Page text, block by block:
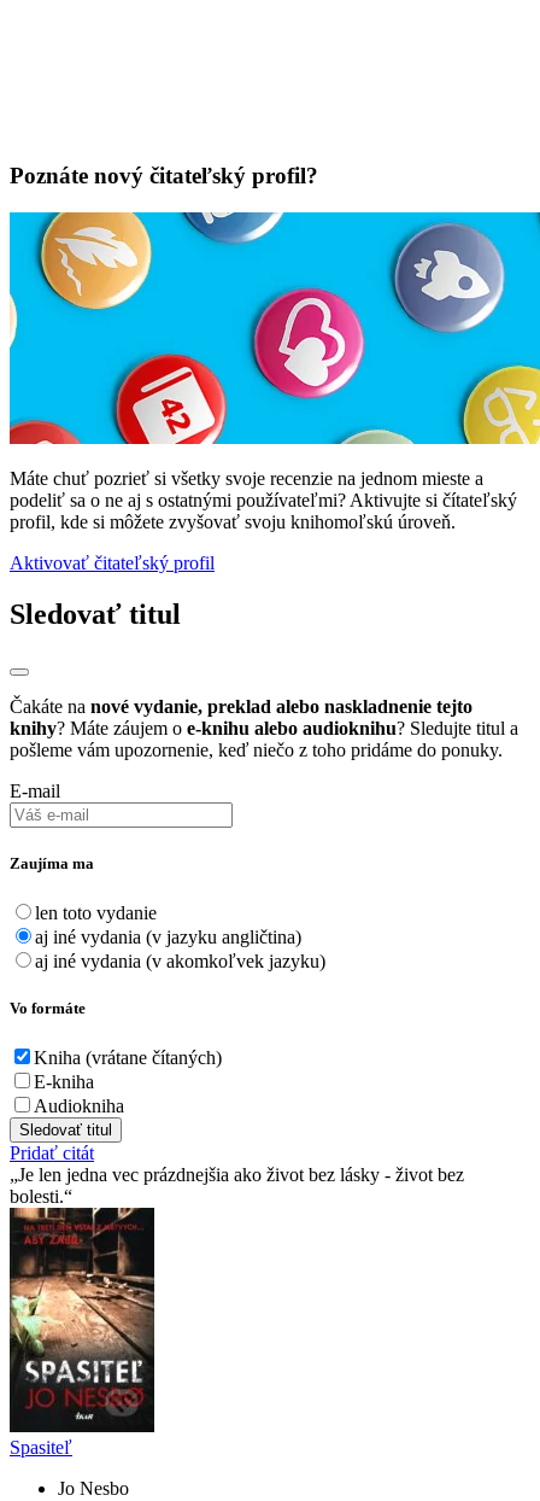
Poznáte nový čitateľský profil?
Máte chuť pozrieť si všetky svoje recenzie na jednom mieste a
podeliť sa o ne aj s ostatnými používateľmi? Aktivujte si čítateľský
profil, kde si môžete zvyšovať svoju knihomoľskú úroveň.
Aktivovať čitateľský profil
Sledovať titul
Čakáte na nové vydanie, preklad alebo naskladnenie tejto
knihy? Máte záujem o e-knihu alebo audioknihu? Sledujte titul a
pošleme vám upozornenie, keď niečo z toho pridáme do ponuky.
E-mail
Zaujíma ma
len toto vydanie
aj iné vydania (v jazyku angličtina)
aj iné vydania (v akomkoľvek jazyku)
Vo formáte
Kniha (vrátane čítaných)
E-kniha
Audiokniha
Sledovať titul
Pridať citát
Je len jedna vec prázdnejšia ako život bez lásky - život bez
bolesti.
Spasiteľ
Jo Nesbo